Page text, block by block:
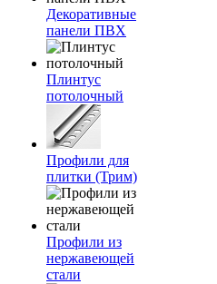
Декоративные
панели ПВХ
Плинтус
потолочный
Профили для
плитки (Трим)
Профили из
нержавеющей
стали